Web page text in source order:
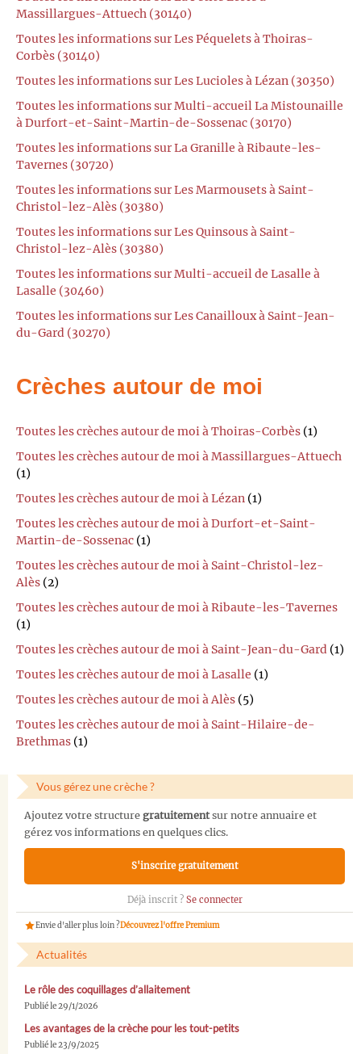
Massillargues-Attuech (30140)
Toutes les informations sur Les Péquelets à Thoiras-
Corbès (30140)
Toutes les informations sur Les Lucioles à Lézan (30350)
Toutes les informations sur Multi-accueil La Mistounaille
à Durfort-et-Saint-Martin-de-Sossenac (30170)
Toutes les informations sur La Granille à Ribaute-les-
Tavernes (30720)
Toutes les informations sur Les Marmousets à Saint-
Christol-lez-Alès (30380)
Toutes les informations sur Les Quinsous à Saint-
Christol-lez-Alès (30380)
Toutes les informations sur Multi-accueil de Lasalle à
Lasalle (30460)
Toutes les informations sur Les Canailloux à Saint-Jean-
du-Gard (30270)
Crèches autour de moi
Toutes les crèches autour de moi à Thoiras-Corbès (1)
Toutes les crèches autour de moi à Massillargues-Attuech
(1)
Toutes les crèches autour de moi à Lézan (1)
Toutes les crèches autour de moi à Durfort-et-Saint-
Martin-de-Sossenac (1)
Toutes les crèches autour de moi à Saint-Christol-lez-
Alès (2)
Toutes les crèches autour de moi à Ribaute-les-Tavernes
(1)
Toutes les crèches autour de moi à Saint-Jean-du-Gard (1)
Toutes les crèches autour de moi à Lasalle (1)
Toutes les crèches autour de moi à Alès (5)
Toutes les crèches autour de moi à Saint-Hilaire-de-
Brethmas (1)
Vous gérez une crèche ?
Ajoutez votre structure gratuitementsur notre annuaire et
gérez vos informations en quelques clics.
S'inscrire gratuitement
Déjà inscrit ? Se connecter
Envie d'aller plus loin ?Découvrez l'offre Premium
Actualités
Le rôle des coquillages d’allaitement
Publié le 29/1/2026
Les avantages de la crèche pour les tout-petits
Publié le 23/9/2025